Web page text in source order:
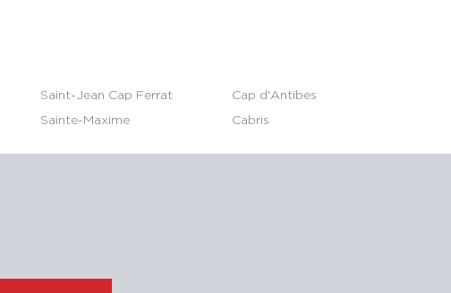
Saint-Jean Cap Ferrat
Cap d'Antibes
Sainte-Maxime Cabris